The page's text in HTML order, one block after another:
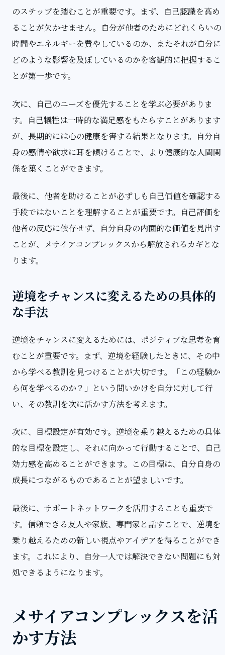
のステップを踏むことが重要です。まず、自己認識を高め
ることが欠かせません。自分が他者のためにどれくらいの
時間やエネルギーを費やしているのか、またそれが自分に
どのような影響を及ぼしているのかを客観的に把握するこ
とが第一歩です。
次に、自己のニーズを優先することを学ぶ必要がありま
す。自己犠牲は一時的な満足感をもたらすことがあります
が、長期的には心の健康を害する結果となります。自分自
身の感情や欲求に耳を傾けることで、より健康的な人間関
係を築くことができます。
最後に、他者を助けることが必ずしも自己価値を確認する
手段ではないことを理解することが重要です。自己評価を
他者の反応に依存せず、自分自身の内面的な価値を見出す
ことが、メサイアコンプレックスから解放されるカギとな
ります。
逆境をチャンスに変えるための具体的
な手法
逆境をチャンスに変えるためには、ポジティブな思考を育
むことが重要です。まず、逆境を経験したときに、その中
から学べる教訓を見つけることが大切です。「この経験か
ら何を学べるのか？」という問いかけを自分に対して行
い、その教訓を次に活かす方法を考えます。
次に、目標設定が有効です。逆境を乗り越えるための具体
的な目標を設定し、それに向かって行動することで、自己
効力感を高めることができます。この目標は、自分自身の
成長につながるものであることが望ましいです。
最後に、サポートネットワークを活用することも重要で
す。信頼できる友人や家族、専門家と話すことで、逆境を
乗り越えるための新しい視点やアイデアを得ることができ
ます。これにより、自分一人では解決できない問題にも対
処できるようになります。
メサイアコンプレックスを活
かす方法